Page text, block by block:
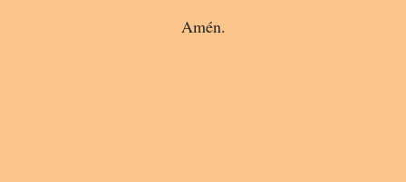
Amén.